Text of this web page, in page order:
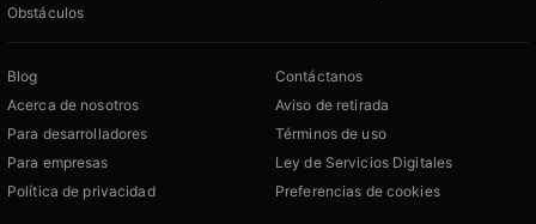
Obstáculos
Blog
Acerca de nosotros
Para desarrolladores
Para empresas
Política de privacidad
Contáctanos
Aviso de retirada
Términos de uso
Ley de Servicios Digitales
Preferencias de cookies